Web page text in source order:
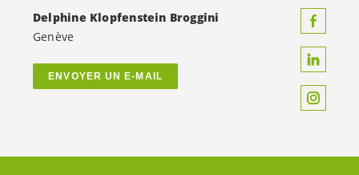
Delphine Klopfenstein Broggini
Genève
ENVOYER UN E-MAIL